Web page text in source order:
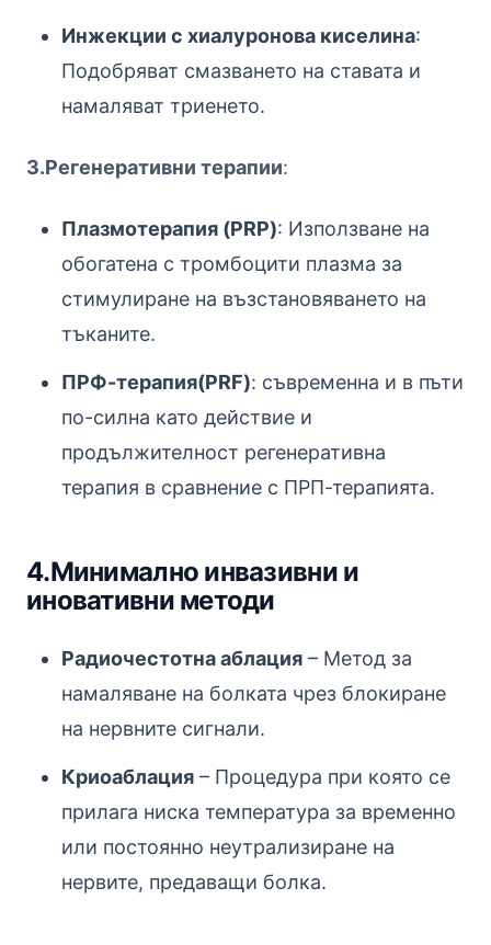
Инжекции с хиалуронова киселина:
Подобряват смазването на ставата и
намаляват триенето.
3.Регенеративни терапии:
Плазмотерапия (PRP): Използване на
обогатена с тромбоцити плазма за
стимулиране на възстановяването на
тъканите.
ПРФ-терапия(PRF): съвременна и в пъти
по-силна като действие и
продължителност регенеративна
терапия в сравнение с ПРП-терапията.
4.Минимално инвазивни и
иновативни методи
Радиочестотна аблация – Метод за
намаляване на болката чрез блокиране
на нервните сигнали.
Криоаблация – Процедура при която се
прилага ниска температура за временно
или постоянно неутрализиране на
нервите, предаващи болка.